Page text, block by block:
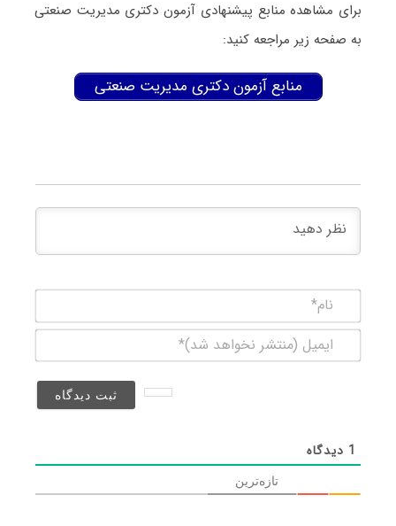
برای مشاهده منابع پیشنهادی آزمون دکتری ﻣﺪﻳﺮﻳﺖ صنعتی
به صفحه زیر مراجعه کنید:
منابع آزمون دکتری ﻣﺪﻳﺮﻳﺖ صنعتی
(منتشر
1 دیدگاه
تازه‌ترین